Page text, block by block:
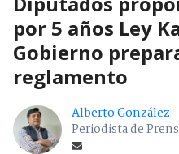
por 5 años Ley
Gobierno
reglamento
Alberto González
Periodista de